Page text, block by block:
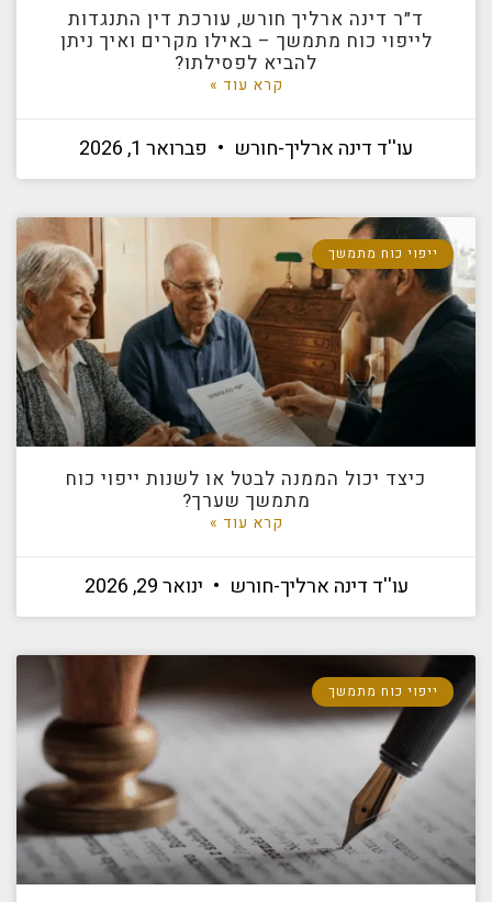
ד״ר דינה ארליך חורש, עורכת דין התנגדות
לייפוי כוח מתמשך – באילו מקרים ואיך ניתן
להביא לפסילתו?
קרא עוד »
עו''ד דינה ארליך-חורש פברואר 1, 2026
ייפוי כוח מתמשך
כיצד יכול הממנה לבטל או לשנות ייפוי כוח
מתמשך שערך?
קרא עוד »
עו''ד דינה ארליך-חורש ינואר 29, 2026
ייפוי כוח מתמשך